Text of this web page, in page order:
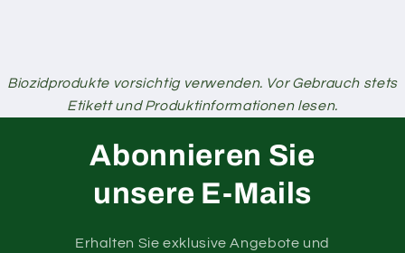
Biozidprodukte vorsichtig verwenden. Vor Gebrauch stets
Etikett und Produktinformationen lesen.
Abonnieren Sie
unsere E-Mails
Erhalten Sie exklusive Angebote und